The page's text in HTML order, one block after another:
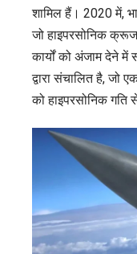
शामिल हैं। 2020 में,
जो हाइपरसोनिक
कार्यों को अंजाम देने
द्वारा संचालित है, जो
को हाइपरसोनिक गति